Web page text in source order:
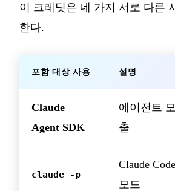
이 크레딧은 네 가지 서로 다른
한다.
포함 대상 사용 설명
Claude
Agent SDK
에이전트
출
claude -p
Claude
모드